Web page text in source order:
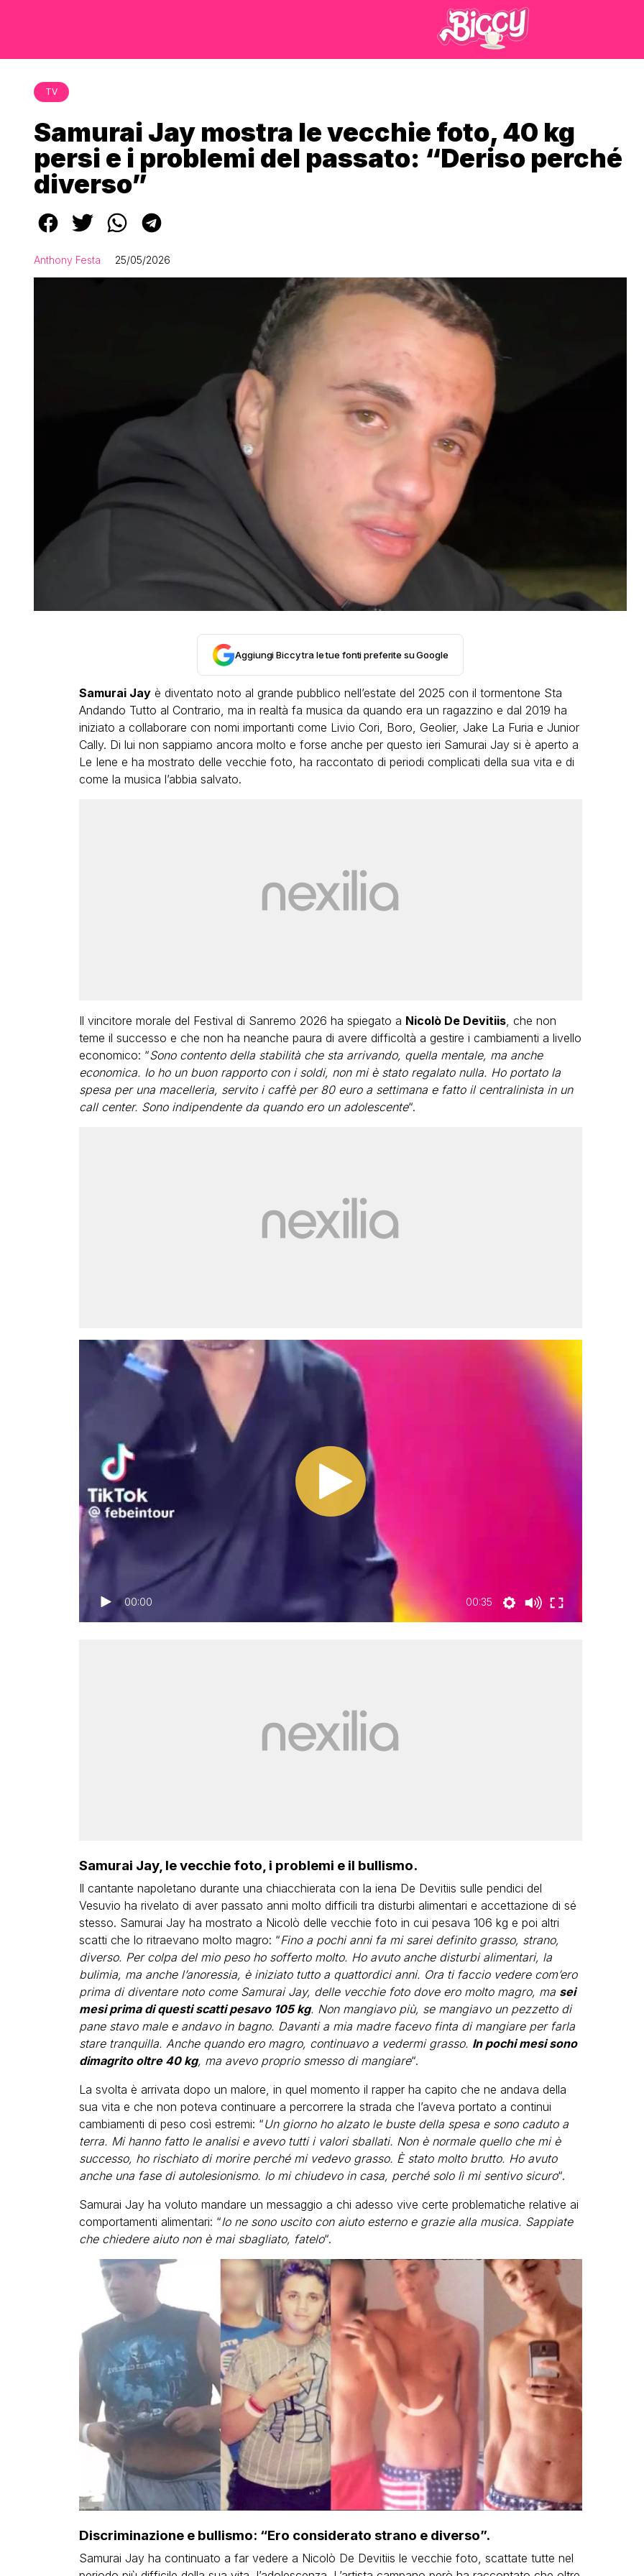
TV
Samurai Jay mostra le vecchie foto, 40 kg
persi e i problemi del passato: “Deriso perché
diverso”
Anthony Festa 25/05/2026
Aggiungi Biccy tra le tue fonti preferite su Google
Samurai Jayè diventato noto al grande pubblico nell’estate del 2025 con il tormentone Sta
Andando Tutto al Contrario, ma in realtà fa musica da quando era un ragazzino e dal 2019 ha
iniziato a collaborare con nomi importanti come Livio Cori, Boro, Geolier, Jake La Furia e Junior
Cally. Di lui non sappiamo ancora molto e forse anche per questo ieri Samurai Jay si è aperto a
Le Iene e ha mostrato delle vecchie foto, ha raccontato di periodi complicati della sua vita e di
come la musica l’abbia salvato.
Il vincitore morale del Festival di Sanremo 2026 ha spiegato a Nicolò De Devitiis, che non
teme il successo e che non ha neanche paura di avere difficoltà a gestire i cambiamenti a livello
economico: “Sono contento della stabilità che sta arrivando, quella mentale, ma anche
economica. Io ho un buon rapporto con i soldi, non mi è stato regalato nulla. Ho portato la
spesa per una macelleria, servito i caffè per 80 euro a settimana e fatto il centralinista in un
call center. Sono indipendente da quando ero un adolescente“.
00:00 00:35
Samurai Jay, le vecchie foto, i problemi e il bullismo.
Il cantante napoletano durante una chiacchierata con la iena De Devitiis sulle pendici del
Vesuvio ha rivelato di aver passato anni molto difficili tra disturbi alimentari e accettazione di sé
stesso. Samurai Jay ha mostrato a Nicolò delle vecchie foto in cui pesava 106 kg e poi altri
scatti che lo ritraevano molto magro: “Fino a pochi anni fa mi sarei definito grasso, strano,
diverso. Per colpa del mio peso ho sofferto molto. Ho avuto anche disturbi alimentari, la
bulimia, ma anche l’anoressia, è iniziato tutto a quattordici anni. Ora ti faccio vedere com’ero
prima di diventare noto come Samurai Jay, delle vecchie foto dove ero molto magro, ma sei
mesi prima di questi scatti pesavo 105 kg. Non mangiavo più, se mangiavo un pezzetto di
pane stavo male e andavo in bagno. Davanti a mia madre facevo finta di mangiare per farla
stare tranquilla. Anche quando ero magro, continuavo a vedermi grasso. In pochi mesi sono
dimagrito oltre 40 kg, ma avevo proprio smesso di mangiare“.
La svolta è arrivata dopo un malore, in quel momento il rapper ha capito che ne andava della
sua vita e che non poteva continuare a percorrere la strada che l’aveva portato a continui
cambiamenti di peso così estremi: “Un giorno ho alzato le buste della spesa e sono caduto a
terra. Mi hanno fatto le analisi e avevo tutti i valori sballati. Non è normale quello che mi è
successo, ho rischiato di morire perché mi vedevo grasso. È stato molto brutto. Ho avuto
anche una fase di autolesionismo. Io mi chiudevo in casa, perché solo lì mi sentivo sicuro“.
Samurai Jay ha voluto mandare un messaggio a chi adesso vive certe problematiche relative ai
comportamenti alimentari: “Io ne sono uscito con aiuto esterno e grazie alla musica. Sappiate
che chiedere aiuto non è mai sbagliato, fatelo“.
Discriminazione e bullismo: “Ero considerato strano e diverso”.
Samurai Jay ha continuato a far vedere a Nicolò De Devitiis le vecchie foto, scattate tutte nel
LGBT VIRAL